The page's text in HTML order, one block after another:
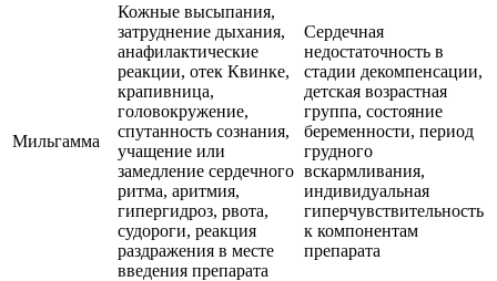
Мильгамма
Кожные высыпания,
затруднение дыхания,
анафилактические
реакции, отек Квинке,
крапивница,
головокружение,
спутанность сознания,
учащение или
замедление сердечного
ритма, аритмия,
гипергидроз, рвота,
судороги, реакция
раздражения в месте
введения препарата
Сердечная
недостаточность в
стадии декомпенсации,
детская возрастная
группа, состояние
беременности, период
грудного
вскармливания,
индивидуальная
гиперчувствительность
к компонентам
препарата